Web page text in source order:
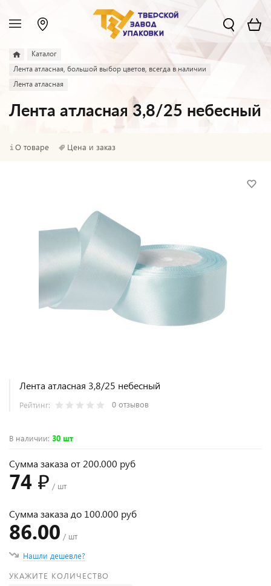
Каталог
Лента атласная, большой выбор цветов, всегда в наличии
Лента атласная
Лента атласная 3,8/25 небесный
О товаре Цена и заказ
Лента атласная 3,8/25 небесный
Рейтинг: 0 отзывов
В наличии: 30 шт
Сумма заказа от 200.000 руб
74 ₽ / шт
Сумма заказа до 100.000 руб
86.00 / шт
Нашли дешевле?
УКАЖИТЕ КОЛИЧЕСТВО